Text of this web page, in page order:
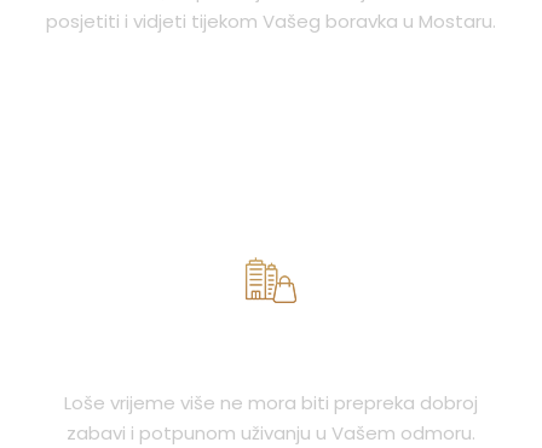
posjetiti i vidjeti tijekom Vašeg boravka u Mostaru.
Loše vrijeme više ne mora biti prepreka dobroj
zabavi i potpunom uživanju u Vašem odmoru.